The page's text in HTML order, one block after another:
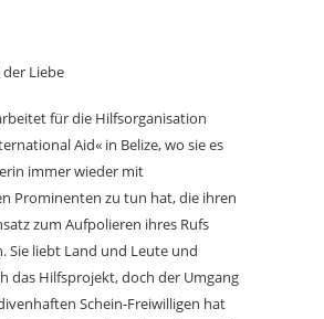
Liebe
für die Hilfsorganisation
Aid« in Belize, wo sie es
immer wieder mit
Prominenten zu tun hat, die ihren
zum Aufpolieren ihres Rufs
Sie liebt Land und Leute und
das Hilfsprojekt, doch der Umgang
Schein-Freiwilligen hat